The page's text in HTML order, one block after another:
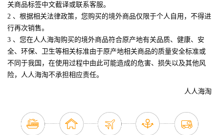
关商品标签中文截译或联系客服。
2 、根据相关法律政策，您购买的境外商品仅限于个人自用，不得进
行再次销售。
3 、您在人人海淘购买的境外商品符合原产地有关品质、健康、安
全、环保、卫生等相关标准由于原产地相关商品的质量安全标准或
不同于我国，在使用过程中由此可能造成的危害、损失以及其他风
险，人人海淘不承担相应责任。
人人海淘